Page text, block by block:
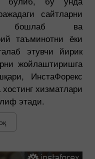
сайтларни
бошлаб ва
таъминотни ёки
этувчи йирик
жойлаштиришга
ИнстаФорекс
хизматлари
этади.